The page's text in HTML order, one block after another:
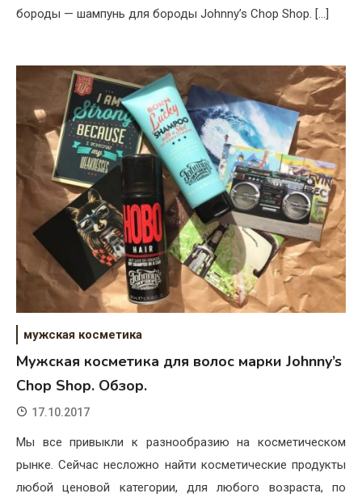
бороды — шампунь для бороды Johnny’s Chop Shop. […]
мужская косметика
Мужская косметика для волос марки Johnny’s
Chop Shop. Обзор.
17.10.2017
Мы все привыкли к разнообразию на косметическом
рынке. Сейчас несложно найти косметические продукты
любой ценовой категории, для любого возраста, по